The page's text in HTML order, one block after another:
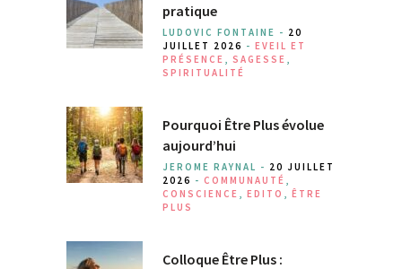
pratique
LUDOVIC FONTAINE - 20
JUILLET 2026 - EVEIL ET
PRÉSENCE
SAGESSE
SPIRITUALITÉ
Pourquoi Être Plus évolue
aujourd’hui
JEROME RAYNAL - 20 JUILLET
2026 - COMMUNAUTÉ
CONSCIENCE
EDITO
ÊTRE
PLUS
Colloque Être Plus :